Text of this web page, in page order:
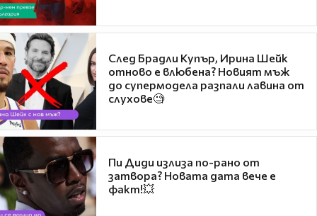
След Брадли Купър, Ирина Шейк
отново е влюбена? Новият мъж
до супермодела разпали лавина от
слухове🧐
Пи Диди излиза по-рано от
затвора? Новата дата вече е
факт!💥